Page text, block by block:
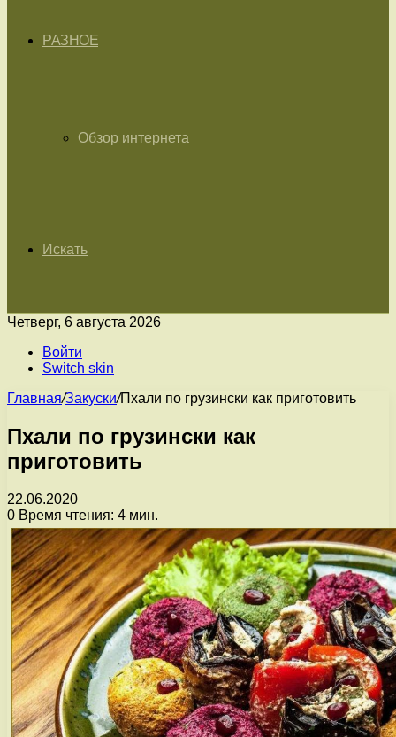
РАЗНОЕ
Обзор интернета
Искать
Четверг, 6 августа 2026
Войти
Switch skin
Главная/Закуски/Пхали по грузински как приготовить
Пхали по грузински как
приготовить
22.06.2020
0 Время чтения: 4 мин.